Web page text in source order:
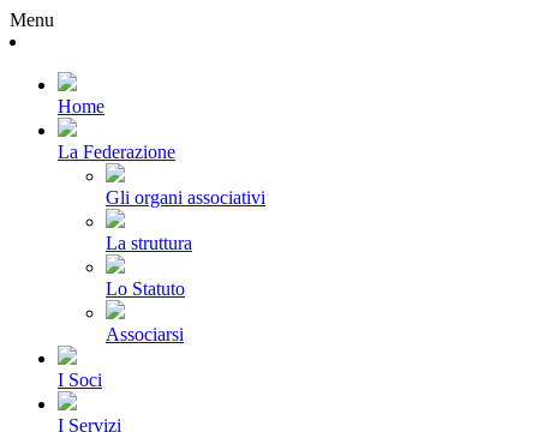
Menu
Home
La Federazione
Gli organi associativi
La struttura
Lo Statuto
Associarsi
I Soci
I Servizi